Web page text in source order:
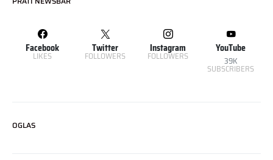
Facebook
LIKES
Twitter
FOLLOWERS
Instagram
FOLLOWERS
YouTube
39K
SUBSCRIBERS
OGLAS